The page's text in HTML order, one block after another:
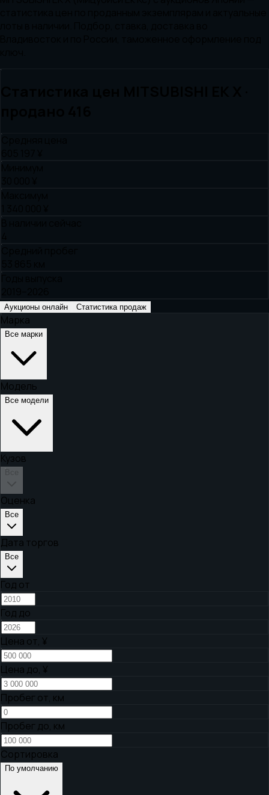
Аукционы онлайн Статистика продаж
Марка
Все марки
Модель
Все модели
Кузов
Все
Оценка
Все
Дата торгов
Все
Год от
Год до
Цена от, ¥
Цена до, ¥
Пробег от, км
Пробег до, км
Сортировка
По умолчанию